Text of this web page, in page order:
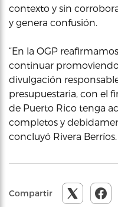
contexto y sin
y genera confusión.
“En la OGP
continuar
divulgación
presupuestaria, con el
de Puerto Rico tenga
completos y
concluyó Rivera Berríos.
Compartir